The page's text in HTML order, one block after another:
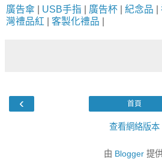
廣告傘 USB手指 廣告杯 紀念品
灣禮品紅
客製化禮品
‹ 首頁
查看網絡版本
由 Blogger提